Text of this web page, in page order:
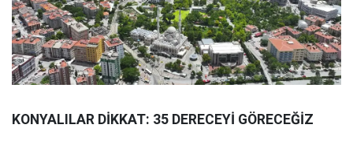
KONYALILAR DİKKAT: 35 DERECEYİ GÖRECEĞİZ